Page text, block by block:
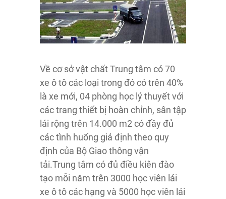
Về cơ sở vật chất Trung tâm có 70
xe ô tô các loại trong đó có trên 40%
là xe mới, 04 phòng học lý thuyết với
các trang thiết bị hoàn chỉnh, sân tập
lái rộng trên 14.000 m2 có đầy đủ
các tình huống giả định theo quy
định của Bộ Giao thông vận
tải.Trung tâm có đủ điều kiên đào
tạo mỗi năm trên 3000 học viên lái
xe ô tô các hạng và 5000 học viên lái